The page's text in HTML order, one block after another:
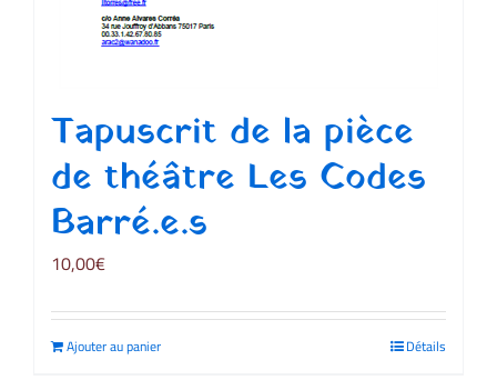
Tapuscrit de la pièce
de théâtre Les Codes
Barré.e.s
10,00€
Ajouter au panier Détails